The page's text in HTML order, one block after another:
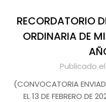
RECORDATORIO
ORDINARIA DE
Publicado
(CONVOCATORIA
EL 13 DE FEBRERO